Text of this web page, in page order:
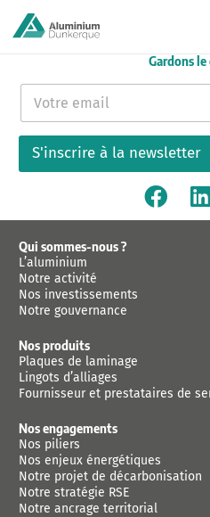
Gardons
E
m
a
l
S'inscrire à la newsletter
Qui sommes-nous ?
L’aluminium
Notre activité
Nos investissements
Notre gouvernance
Nos produits
Plaques de laminage
Lingots d’alliages
Fournisseur et prestataires de
Nos engagements
Nos piliers
Nos enjeux énergétiques
Notre projet de décarbonisation
Notre stratégie RSE
Notre ancrage territorial